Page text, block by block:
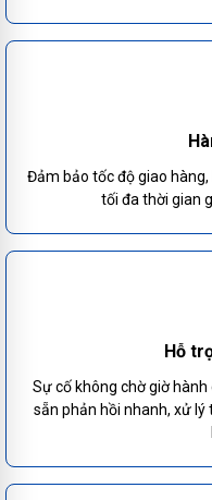
Đảm bảo tốc độ giao
tối đa thời gian
Hỗ
Sự cố không chờ giờ
sẵn phản hồi nhanh, xử lý